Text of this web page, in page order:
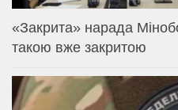
«Закрита» нарада
такою вже закритою